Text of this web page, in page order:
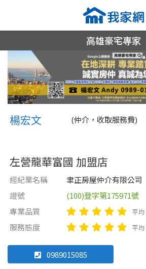
縣市
不限
台南市
區域
不拘 公寓 電梯
透天厝 華廈
縣市
不限
區域
縣市
不限
區域
不拘 整層住家 獨立
雅房 其他住宅
高雄豪宅專家
楊宏文 楊宏文Andy
楊宏文 (仲介，收取服務費)
左營龍華富國 加盟店
經紀業名稱
聿正房屋仲介有限公司
證號
(100)登字第175971號
專業品質
平均
服務態度 平均
0989015085